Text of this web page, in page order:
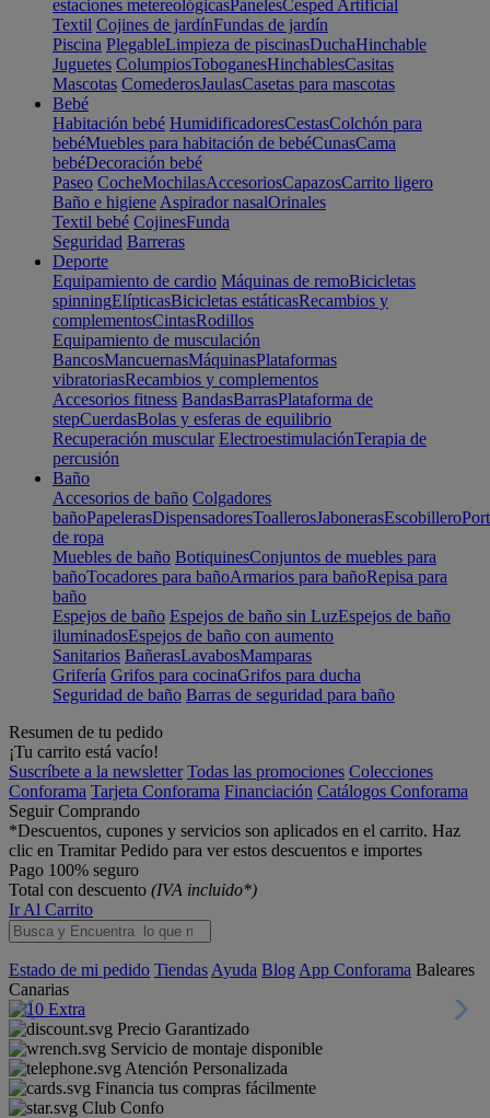
estaciones metereológicasPanelesCesped Artificial
Textil Cojines de jardínFundas de jardín
Piscina PlegableLimpieza de piscinasDuchaHinchable
Juguetes ColumpiosToboganesHinchablesCasitas
Mascotas ComederosJaulasCasetas para mascotas
Bebé
Habitación bebé HumidificadoresCestasColchón para
bebéMuebles para habitación de bebéCunasCama
bebéDecoración bebé
Paseo CocheMochilasAccesoriosCapazosCarrito ligero
Baño e higiene Aspirador nasalOrinales
Textil bebé CojinesFunda
Seguridad Barreras
Deporte
Equipamiento de cardio Máquinas de remoBicicletas
spinningElípticasBicicletas estáticasRecambios y
complementosCintasRodillos
Equipamiento de musculación
BancosMancuernasMáquinasPlataformas
vibratoriasRecambios y complementos
Accesorios fitness BandasBarrasPlataforma de
stepCuerdasBolas y esferas de equilibrio
Recuperación muscular ElectroestimulaciónTerapia de
percusión
Baño
Accesorios de baño Colgadores
bañoPapelerasDispensadoresToallerosJabonerasEscobillero
de ropa
Muebles de baño BotiquinesConjuntos de muebles para
bañoTocadores para bañoArmarios para bañoRepisa para
baño
Espejos de baño Espejos de baño sin LuzEspejos de baño
iluminadosEspejos de baño con aumento
Sanitarios BañerasLavabosMamparas
Grifería Grifos para cocinaGrifos para ducha
Seguridad de baño Barras de seguridad para baño
Resumen de tu pedido
¡Tu carrito está vacío!
Suscríbete a la newsletter Todas las promociones Colecciones
Conforama Tarjeta Conforama Financiación Catálogos Conforama
Seguir Comprando
*Descuentos, cupones y servicios son aplicados en el carrito. Haz
clic en Tramitar Pedido para ver estos descuentos e importes
Pago 100% seguro
Total con descuento (IVA incluido*)
Ir Al Carrito
Estado de mi pedido Tiendas Ayuda Blog App Conforama Baleares
Canarias
Precio Garantizado
Servicio de montaje disponible
Atención Personalizada
Financia tus compras fácilmente
Club Confo